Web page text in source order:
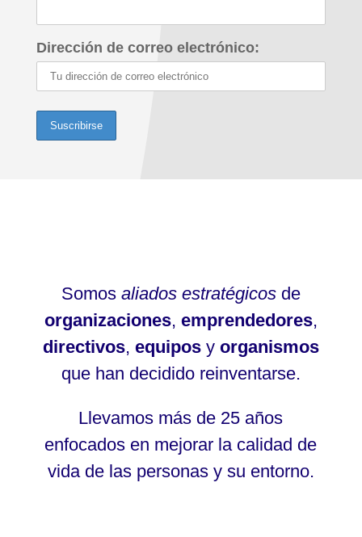
Dirección de correo electrónico:
Somos aliados estratégicosde
organizaciones, emprendedores,
directivos, equiposy organismos
que han decidido reinventarse.
Llevamos más de 25 años
enfocados en mejorar la calidad de
vida de las personas y su entorno.